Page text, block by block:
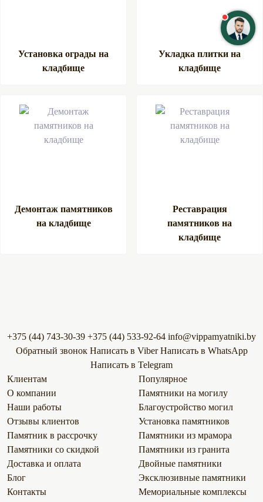
Установка ограды на
кладбище
Укладка плитки на
кладбище
Демонтаж памятников
на кладбище
Реставрация
памятников на
кладбище
+375 (44) 743-30-39 +375 (44) 533-92-64 info@vippamyatniki.by
Обратный звонок Напиcать в Viber Напиcать в WhatsApp
Напиcать в Telegram
Клиентам
О компании
Наши работы
Отзывы клиентов
Памятник в рассрочку
Памятники со скидкой
Доставка и оплата
Блог
Контакты
Популярное
Памятники на могилу
Благоустройство могил
Установка памятников
Памятники из мрамора
Памятники из гранита
Двойные памятники
Эксклюзивные памятники
Мемориальные комплексы